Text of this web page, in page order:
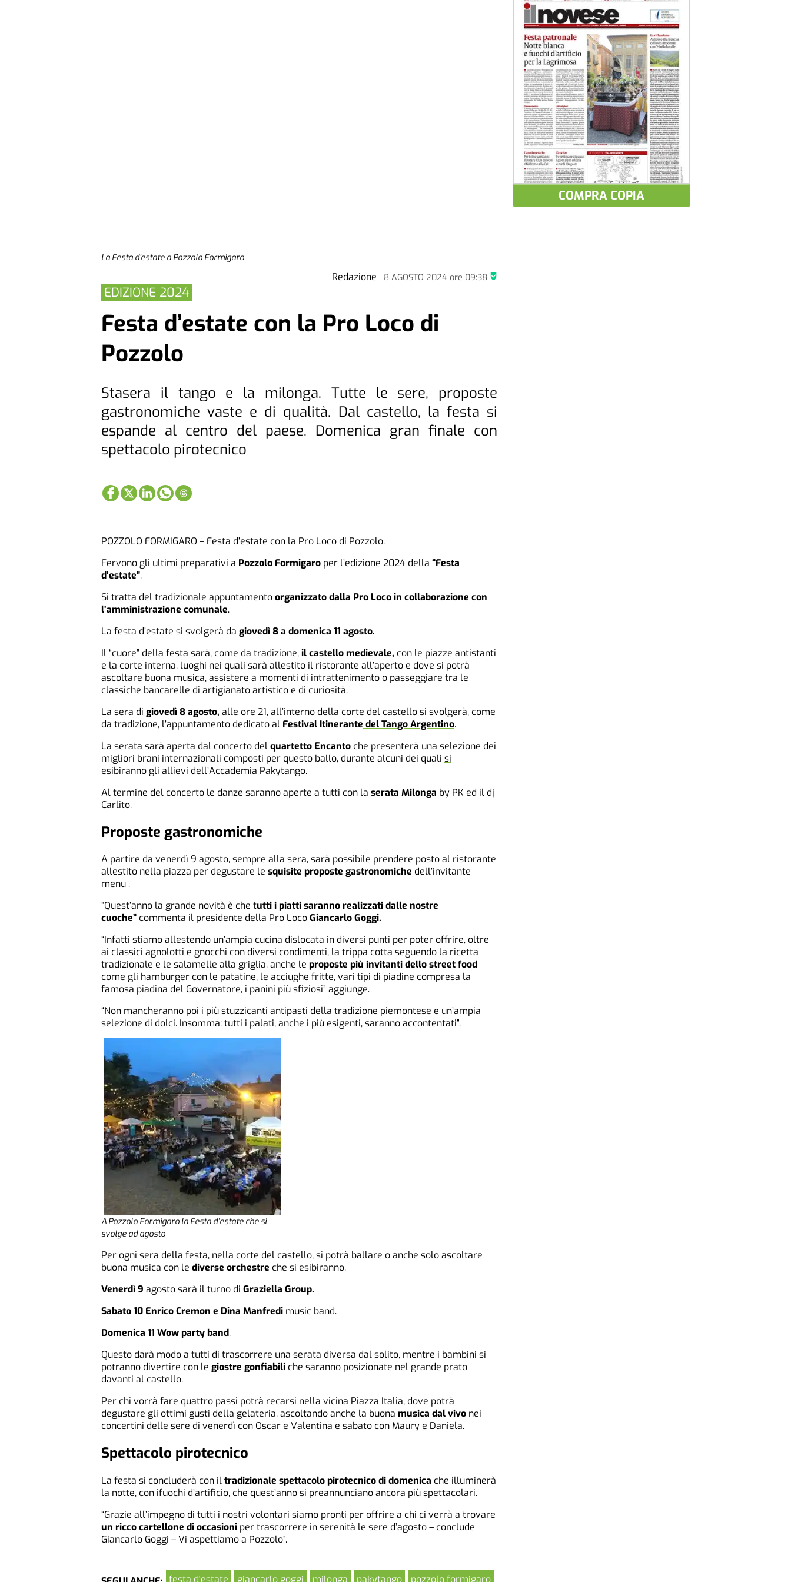
La Festa d'estate a Pozzolo Formigaro
Redazione 8 AGOSTO 2024ore 09:38
EDIZIONE 2024
Festa d’estate con la Pro Loco di
Pozzolo
Stasera il tango e la milonga. Tutte le sere, proposte
gastronomiche vaste e di qualità. Dal castello, la festa si
espande al centro del paese. Domenica gran finale con
spettacolo pirotecnico
POZZOLO FORMIGARO – Festa d’estate con la Pro Loco di Pozzolo.
Fervono gli ultimi preparativi a Pozzolo Formigaro per l’edizione 2024 della “Festa
d’estate”.
Si tratta del tradizionale appuntamentoorganizzato dalla Pro Loco in collaborazione con
l’amministrazione comunale.
La festa d’estate si svolgerà da giovedì 8 a domenica 11 agosto.
Il “cuore” della festa sarà, come da tradizione,il castello medievale, con le piazze antistanti
e la corte interna, luoghi nei quali sarà allestito il ristorante all’aperto e dove si potrà
ascoltare buona musica, assistere a momenti di intrattenimento o passeggiare tra le
classiche bancarelle di artigianato artistico e di curiosità.
La sera di giovedì 8 agosto, alle ore 21, all’interno della corte del castello si svolgerà, come
da tradizione, l’appuntamento dedicato al Festival Itinerante del Tango Argentino.
La serata sarà aperta dal concerto delquartetto Encanto che presenterà una selezione dei
migliori brani internazionali composti per questo ballo, durante alcuni dei quali si
esibiranno gli allievi dell’Accademia Pakytango.
Al termine del concerto le danze saranno aperte a tutti con la serata Milonga by PK ed il dj
Carlito.
Proposte gastronomiche
A partire da venerdì 9 agosto, sempre alla sera, sarà possibile prendere posto al ristorante
allestito nella piazza per degustare le squisite proposte gastronomiche dell’invitante
menu .
“Quest’anno la grande novità è che tutti i piatti saranno realizzati dalle nostre
cuoche” commenta il presidente della Pro LocoGiancarlo Goggi.
“Infatti stiamo allestendo un’ampia cucina dislocata in diversi punti per poter offrire, oltre
ai classici agnolotti e gnocchi con diversi condimenti, la trippa cotta seguendo la ricetta
tradizionale e le salamelle alla griglia, anche le proposte più invitanti dello street food
come gli hamburger con le patatine, le acciughe fritte, vari tipi di piadine compresa la
famosa piadina del Governatore, i panini più sfiziosi” aggiunge.
“Non mancheranno poi i più stuzzicanti antipasti della tradizione piemontese e un’ampia
selezione di dolci. Insomma: tutti i palati, anche i più esigenti, saranno accontentati”.
A Pozzolo Formigaro la Festa d’estate che si
svolge ad agosto
Per ogni sera della festa, nella corte del castello, si potrà ballare o anche solo ascoltare
buona musica con le diverse orchestre che si esibiranno.
Venerdì 9 agosto sarà il turno di Graziella Group.
Sabato 10 Enrico Cremon e Dina Manfredi music band.
Domenica 11 Wow party band.
Questo darà modo a tutti di trascorrere una serata diversa dal solito, mentre i bambini si
potranno divertire con le giostre gonfiabili che saranno posizionate nel grande prato
davanti al castello.
Per chi vorrà fare quattro passi potrà recarsi nella vicina Piazza Italia, dove potrà
degustare gli ottimi gusti della gelateria, ascoltando anche la buona musica dal vivo nei
concertini delle sere di venerdì con Oscar e Valentina e sabato con Maury e Daniela.
Spettacolo pirotecnico
La festa si concluderà con iltradizionale spettacolo pirotecnico di domenica che illuminerà
la notte, con ifuochi d’artificio, che quest’anno si preannunciano ancora più spettacolari.
“Grazie all’impegno di tutti i nostri volontari siamo pronti per offrire a chi ci verrà a trovare
un ricco cartellone di occasioni per trascorrere in serenità le sere d’agosto – conclude
Giancarlo Goggi – Vi aspettiamo a Pozzolo”.
festa d'estate giancarlo goggi milonga pakytango pozzolo formigaro
COMPRA COPIA